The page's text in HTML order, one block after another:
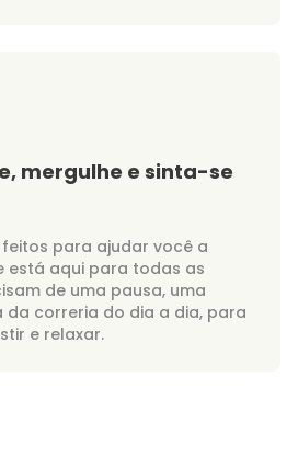
mergulhe e sinta-se
para ajudar você a
está aqui para todas as
de uma pausa, uma
correria do dia a dia, para
e relaxar.